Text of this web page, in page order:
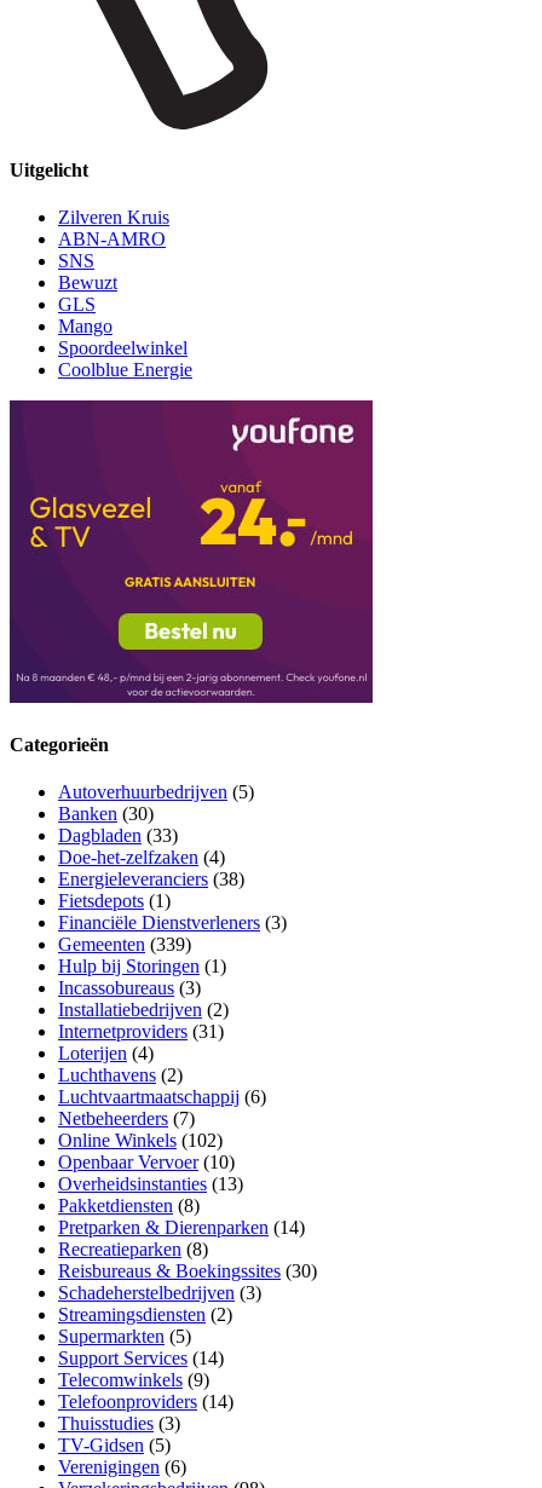
Uitgelicht
Zilveren Kruis
ABN-AMRO
SNS
Bewuzt
GLS
Mango
Spoordeelwinkel
Coolblue Energie
Categorieën
Autoverhuurbedrijven (5)
Banken (30)
Dagbladen (33)
Doe-het-zelfzaken (4)
Energieleveranciers (38)
Fietsdepots (1)
Financiële Dienstverleners (3)
Gemeenten (339)
Hulp bij Storingen (1)
Incassobureaus (3)
Installatiebedrijven (2)
Internetproviders (31)
Loterijen (4)
Luchthavens (2)
Luchtvaartmaatschappij (6)
Netbeheerders (7)
Online Winkels (102)
Openbaar Vervoer(10)
Overheidsinstanties (13)
Pakketdiensten (8)
Pretparken & Dierenparken (14)
Recreatieparken (8)
Reisbureaus & Boekingssites (30)
Schadeherstelbedrijven (3)
Streamingsdiensten (2)
Supermarkten (5)
Support Services (14)
Telecomwinkels (9)
Telefoonproviders (14)
Thuisstudies (3)
TV-Gidsen (5)
Verenigingen (6)